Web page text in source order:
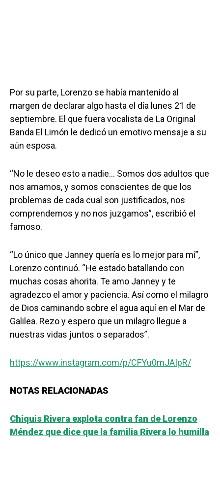
Por su parte, Lorenzo se había mantenido al
margen de declarar algo hasta el día lunes 21 de
septiembre. El que fuera vocalista de La Original
Banda El Limón le dedicó un emotivo mensaje a su
aún esposa.
“No le deseo esto a nadie… Somos dos adultos que
nos amamos, y somos conscientes de que los
problemas de cada cual son justificados, nos
comprendemos y no nos juzgamos”, escribió el
famoso.
“Lo único que Janney quería es lo mejor para mí”,
Lorenzo continuó. “He estado batallando con
muchas cosas ahorita. Te amo Janney y te
agradezco el amor y paciencia. Así como el milagro
de Dios caminando sobre el agua aquí en el Mar de
Galilea. Rezo y espero que un milagro llegue a
nuestras vidas juntos o separados”.
https://www.instagram.com/p/CFYu0mJAIpR/
NOTAS RELACIONADAS
Chiquis Rivera explota contra fan de Lorenzo
Méndez que dice que la familia Rivera lo humilla